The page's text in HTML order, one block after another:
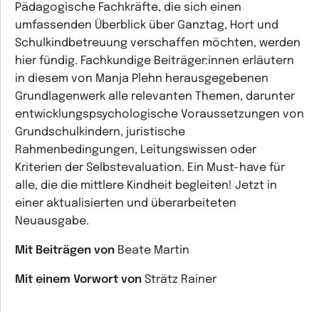
Pädagogische Fachkräfte, die sich einen
umfassenden Überblick über Ganztag, Hort und
Schulkindbetreuung verschaffen möchten, werden
hier fündig. Fachkundige Beiträger:innen erläutern
in diesem von Manja Plehn herausgegebenen
Grundlagenwerk alle relevanten Themen, darunter
entwicklungspsychologische Voraussetzungen von
Grundschulkindern, juristische
Rahmenbedingungen, Leitungswissen oder
Kriterien der Selbstevaluation. Ein Must-have für
alle, die die mittlere Kindheit begleiten! Jetzt in
einer aktualisierten und überarbeiteten
Neuausgabe.
Mit Beiträgen von Beate Martin
Mit einem Vorwort von Strätz Rainer